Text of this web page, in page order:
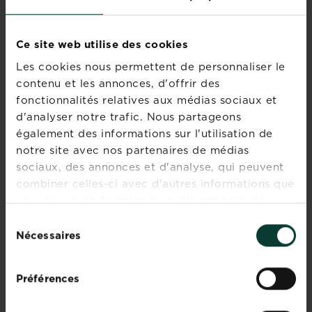
Ce site web utilise des cookies
Les cookies nous permettent de personnaliser le
contenu et les annonces, d'offrir des
fonctionnalités relatives aux médias sociaux et
d'analyser notre trafic. Nous partageons
également des informations sur l'utilisation de
notre site avec nos partenaires de médias
sociaux, des annonces et d'analyse, qui peuvent
combiner celles-ci avec d'autres informations que
vous leur avez fournies ou qu'ils ont collectées
duNécessaires
Préférences
plus
dans
jardins.
Ils
sont
présents
en
grand
nombre
et
manger
de
Perce-oreille
En savoir plussur Perce-oreille
Mouche de la carotte
En savoir plussur Mouche de la carotte